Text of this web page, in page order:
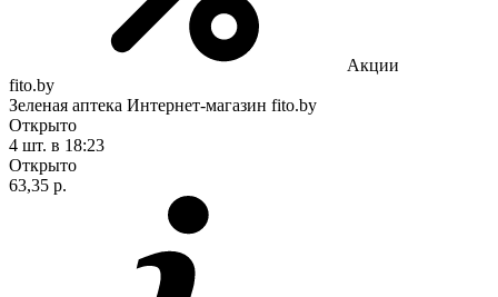
Акции
fito.by
Зеленая аптека Интернет-магазин fito.by
Открыто
4 шт. в 18:23
Открыто
63,35 р.